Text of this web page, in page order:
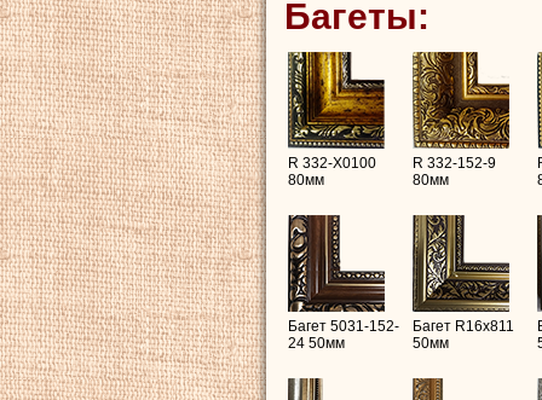
Багеты:
R 332-X0100
80мм
R 332-152-9
80мм
Багет 5031-152-
24 50мм
Багет R16х811
50мм